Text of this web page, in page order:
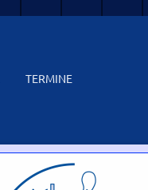
TERMINE